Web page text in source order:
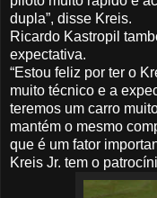
dupla”, disse Kreis.
Ricardo Kastropil
expectativa.
“Estou feliz por ter o
muito técnico e a
teremos um carro
mantém o mesmo
que é um fator
Kreis Jr. tem o